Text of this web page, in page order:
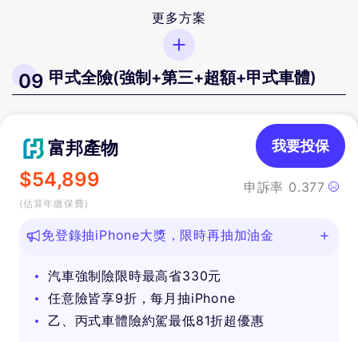
更多方案
09 甲式全險(強制+第三+超額+甲式車體)
富邦產物
$54,899
(估算年繳保費)
申訴率 0.377
我要投保
免登錄抽iPhone大獎，限時再抽加油金
汽車強制險限時最高省330元
任意險皆享9折，每月抽iPhone
乙、丙式車體險約駕最低81折超優惠